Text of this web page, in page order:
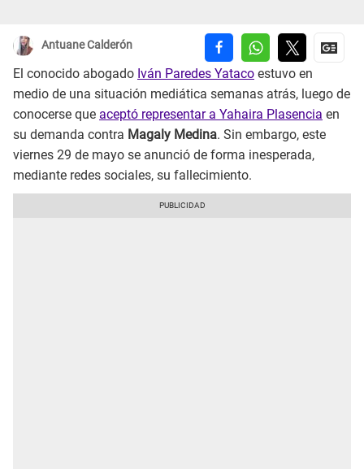
Antuane Calderón
El conocido abogado Iván Paredes Yataco estuvo en
medio de una situación mediática semanas atrás, luego de
conocerse que aceptó representar a Yahaira Plasencia en
su demanda contra Magaly Medina. Sin embargo, este
viernes 29 de mayo se anunció de forma inesperada,
mediante redes sociales, su fallecimiento.